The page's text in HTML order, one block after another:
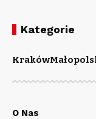
Kategorie
Kraków
O Nas